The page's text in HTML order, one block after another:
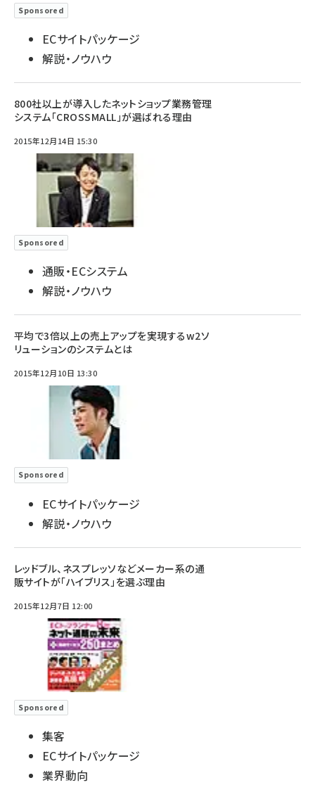
Sponsored
ECサイトパッケージ
解説・ノウハウ
800社以上が導入したネットショップ業務管理
システム「CROSSMALL」が選ばれる理由
2015年12月14日 15:30
Sponsored
通販・ECシステム
解説・ノウハウ
平均で3倍以上の売上アップを実現するw2ソ
リューションのシステムとは
2015年12月10日 13:30
Sponsored
ECサイトパッケージ
解説・ノウハウ
レッドブル、ネスプレッソなどメーカー系の通
販サイトが「ハイブリス」を選ぶ理由
2015年12月7日 12:00
Sponsored
集客
ECサイトパッケージ
業界動向